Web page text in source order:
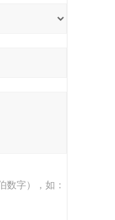
数字），如：